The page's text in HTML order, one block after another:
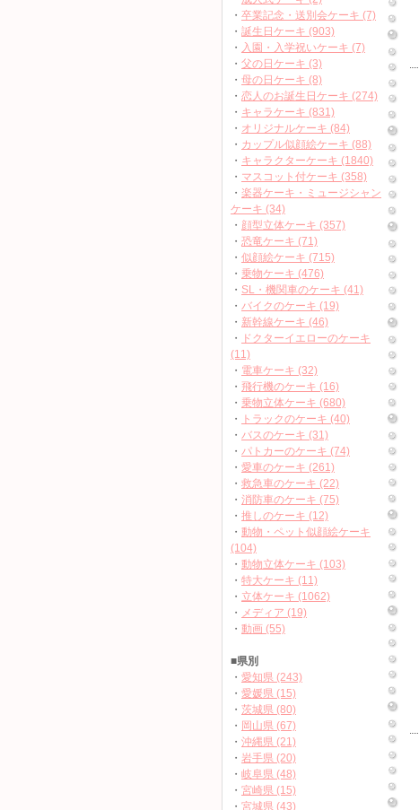
・ 卒業記念・送別会ケーキ (7)
・ 誕生日ケーキ (903)
・ 入園・入学祝いケーキ (7)
・ 父の日ケーキ (3)
・ 母の日ケーキ (8)
・ 恋人のお誕生日ケーキ (274)
・ キャラケーキ (831)
・ オリジナルケーキ (84)
・ カップル似顔絵ケーキ (88)
・ キャラクターケーキ (1840)
・ マスコット付ケーキ (358)
・ 楽器ケーキ・ミュージシャン
ケーキ (34)
・ 顔型立体ケーキ (357)
・ 恐竜ケーキ (71)
・ 似顔絵ケーキ (715)
・ 乗物ケーキ (476)
・ SL・機関車のケーキ (41)
・ バイクのケーキ (19)
・ 新幹線ケーキ (46)
・
ドクターイエローのケーキ
(11)
・ 電車ケーキ (32)
・ 飛行機のケーキ (16)
・ 乗物立体ケーキ (680)
・
トラックのケーキ (40)
・ バスのケーキ (31)
・ パトカーのケーキ (74)
・ 愛車のケーキ (261)
・ 救急車のケーキ (22)
・ 消防車のケーキ (75)
・ 推しのケーキ (12)
・ 動物・ペット似顔絵ケーキ
(104)
・ 動物立体ケーキ (103)
・ 特大ケーキ (11)
・ 立体ケーキ (1062)
・ メディア (19)
・ 動画 (55)
■県別
・ 愛知県 (243)
・ 愛媛県 (15)
・ 茨城県 (80)
・ 岡山県 (67)
・ 沖縄県 (21)
・ 岩手県 (20)
・ 岐阜県 (48)
・ 宮崎県 (15)
・ 宮城県 (43)